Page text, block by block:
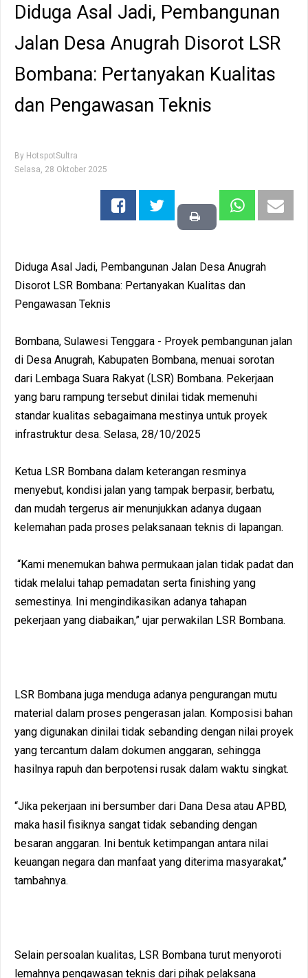
Diduga Asal Jadi, Pembangunan
Jalan Desa Anugrah Disorot LSR
Bombana: Pertanyakan Kualitas
dan Pengawasan Teknis
By HotspotSultra
Selasa, 28 Oktober 2025
Diduga Asal Jadi, Pembangunan Jalan Desa Anugrah
Disorot LSR Bombana: Pertanyakan Kualitas dan
Pengawasan Teknis
Bombana, Sulawesi Tenggara - Proyek pembangunan jalan
di Desa Anugrah, Kabupaten Bombana, menuai sorotan
dari Lembaga Suara Rakyat (LSR) Bombana. Pekerjaan
yang baru rampung tersebut dinilai tidak memenuhi
standar kualitas sebagaimana mestinya untuk proyek
infrastruktur desa. Selasa, 28/10/2025
Ketua LSR Bombana dalam keterangan resminya
menyebut, kondisi jalan yang tampak berpasir, berbatu,
dan mudah tergerus air menunjukkan adanya dugaan
kelemahan pada proses pelaksanaan teknis di lapangan.
“Kami menemukan bahwa permukaan jalan tidak padat dan
tidak melalui tahap pemadatan serta finishing yang
semestinya. Ini mengindikasikan adanya tahapan
pekerjaan yang diabaikan,” ujar perwakilan LSR Bombana.
LSR Bombana juga menduga adanya pengurangan mutu
material dalam proses pengerasan jalan. Komposisi bahan
yang digunakan dinilai tidak sebanding dengan nilai proyek
yang tercantum dalam dokumen anggaran, sehingga
hasilnya rapuh dan berpotensi rusak dalam waktu singkat.
“Jika pekerjaan ini bersumber dari Dana Desa atau APBD,
maka hasil fisiknya sangat tidak sebanding dengan
besaran anggaran. Ini bentuk ketimpangan antara nilai
keuangan negara dan manfaat yang diterima masyarakat,”
tambahnya.
Selain persoalan kualitas, LSR Bombana turut menyoroti
lemahnya pengawasan teknis dari pihak pelaksana